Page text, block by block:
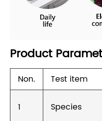
Product
Non. Test item
1 Species